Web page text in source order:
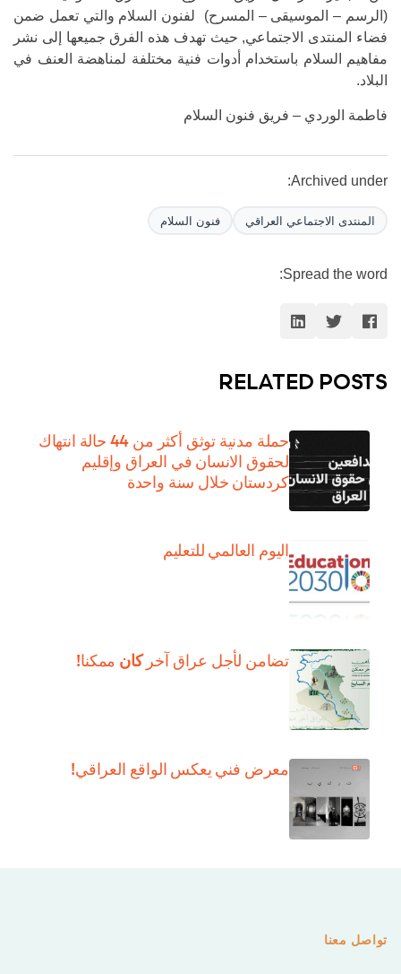
(الرسم – الموسيقى – المسرح) لفنون السلام والتي تعمل ضمن
فضاء المنتدى الاجتماعي, حيث تهدف هذه الفرق جميعها إلى نشر
مفاهيم السلام باستخدام أدوات فنية مختلفة لمناهضة العنف في
البلاد.
فاطمة الوردي – فريق فنون السلام
Archived under:
المنتدى الاجتماعي العراقي فنون السلام
Spread the word:
RELATED POSTS
حملة مدنية توثق أكثر من 44 حالة انتهاك
لحقوق الانسان في العراق وإقليم
كردستان خلال سنة واحدة
اليوم العالمي للتعليم
تضامن لأجل عراق آخركان ممكنا!
معرض فني يعكس الواقع العراقي!
تواصل معنا